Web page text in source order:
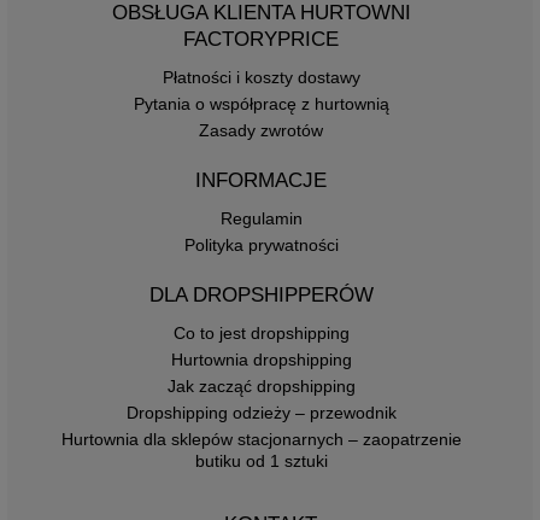
OBSŁUGA KLIENTA HURTOWNI
FACTORYPRICE
Płatności i koszty dostawy
Pytania o współpracę z hurtownią
Zasady zwrotów
INFORMACJE
Regulamin
Polityka prywatności
DLA DROPSHIPPERÓW
Co to jest dropshipping
Hurtownia dropshipping
Jak zacząć dropshipping
Dropshipping odzieży – przewodnik
Hurtownia dla sklepów stacjonarnych – zaopatrzenie
butiku od 1 sztuki